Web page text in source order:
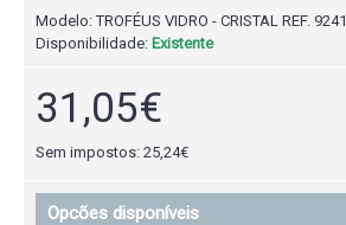
Modelo:TROFÉUS VIDRO - CRISTAL REF. 9241
Disponibilidade: Existente
31,05€
Sem impostos: 25,24€
Opcões disponíveis